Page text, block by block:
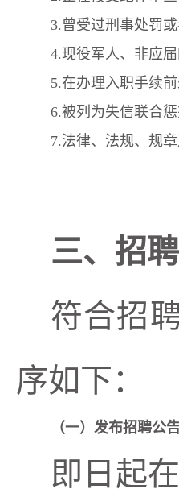
3.曾受过刑事处罚
4.现役军人、非应
5.在办理入职手续
6.被列为失信联合
7.法律、法规、规
三、招
符合招
序如下：
（一）发布招聘公
即日起